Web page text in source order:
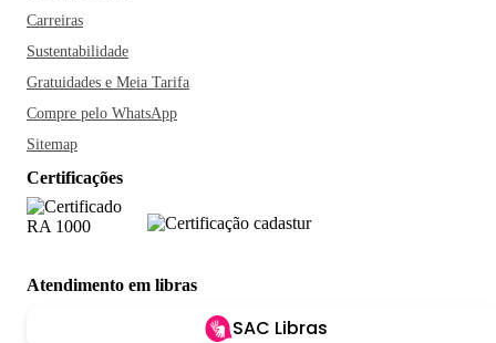
Carreiras
Sustentabilidade
Gratuidades e Meia Tarifa
Compre pelo WhatsApp
Sitemap
Certificações
Atendimento em libras
SAC Libras